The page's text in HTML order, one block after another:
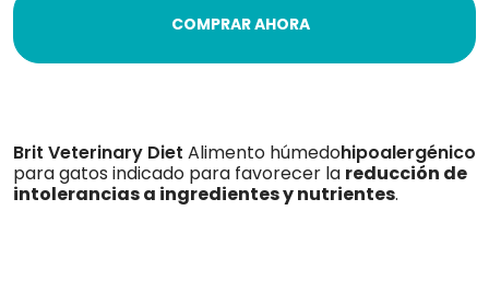
COMPRAR AHORA
Brit Veterinary Diet Alimento húmedohipoalergénico
para gatos indicado para favorecer la reducción de
intolerancias a ingredientes y nutrientes.